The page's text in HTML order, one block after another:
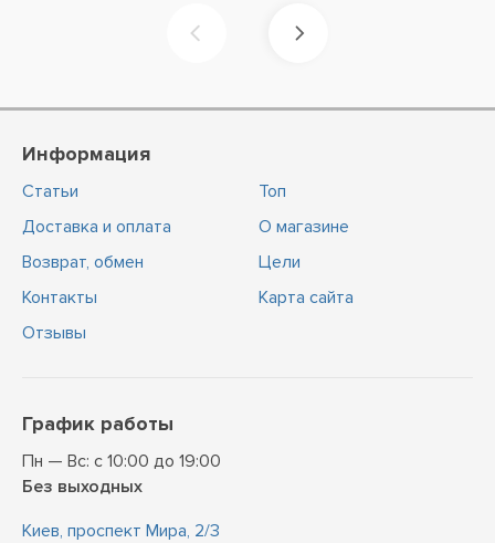
Информация
Статьи
Доставка и оплата
Возврат, обмен
Контакты
Отзывы
Топ
О магазине
Цели
Карта сайта
График работы
Пн — Вс: с 10:00 до 19:00
Без выходных
Киев, проспект Мира, 2/3